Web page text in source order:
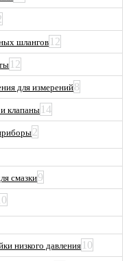
шлангов 12
12
для измерений8
клапаны 14
2
смазки9
низкого давления 10